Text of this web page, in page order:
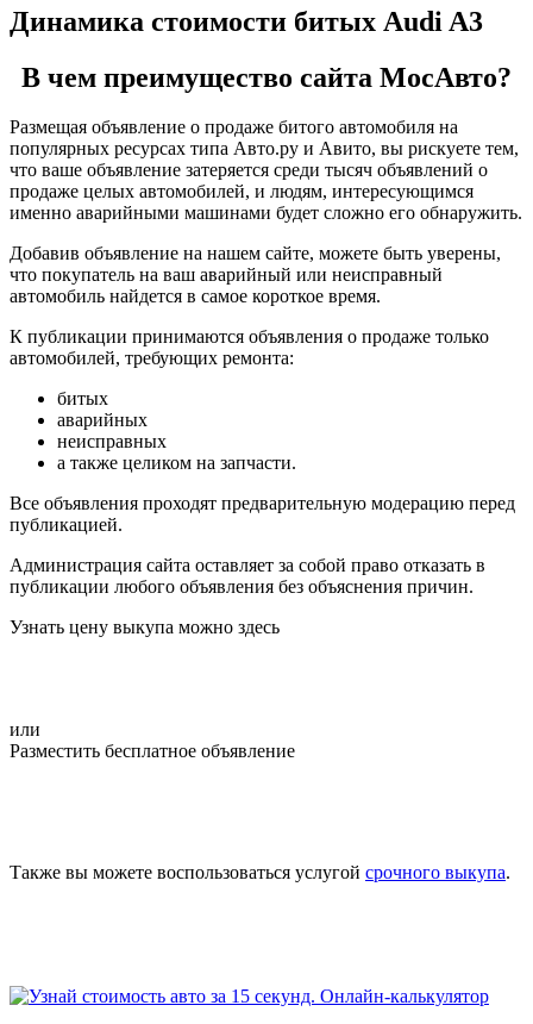
Динамика стоимости битых Audi A3
В чем преимущество сайта МосАвто?
Размещая объявление о продаже битого автомобиля на
популярных ресурсах типа Авто.ру и Авито, вы рискуете тем,
что ваше объявление затеряется среди тысяч объявлений о
продаже целых автомобилей, и людям, интересующимся
именно аварийными машинами будет сложно его обнаружить.
Добавив объявление на нашем сайте, можете быть уверены,
что покупатель на ваш аварийный или неисправный
автомобиль найдется в самое короткое время.
К публикации принимаются объявления о продаже только
автомобилей, требующих ремонта:
битых
аварийных
неисправных
а также целиком на запчасти.
Все объявления проходят предварительную модерацию перед
публикацией.
Администрация сайта оставляет за собой право отказать в
публикации любого объявления без объяснения причин.
Узнать цену выкупа можно здесь
или
Разместить бесплатное объявление
Также вы можете воспользоваться услугой срочного выкупа.